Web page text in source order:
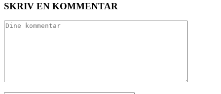
SKRIV EN KOMMENTAR